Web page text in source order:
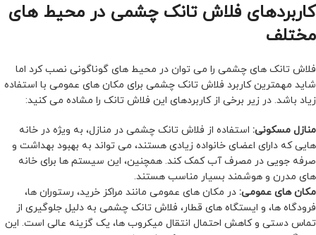
کاربردهای فلاش تانک چشمی در محیط های
مختلف
فلاش تانک های چشمی را می توان در محیط های گوناگونی نصب کرد اما
شاید مهمترین کاربرد فلاش تانک چشمی برای مکان های عمومی با استفاده
زیاد باشد. در زیر برخی از کاربردهای این فلاش تانک را مشاده می کنید:
منازل مسکونی: استفاده از فلاش تانک چشمی در منازل، به ویژه در خانه
هایی که دارای اعضای خانواده زیادی هستند، می تواند به بهبود بهداشت و
صرفه جویی در مصرف آب کمک کند. همچنین، این سیستم ها برای خانه
های مدرن و هوشمند بسیار مناسب هستند.
مکان های عمومی: در مکان های عمومی مانند مراکز خرید، رستوران ها،
فرودگاه ها، و ایستگاه های قطار، فلاش تانک چشمی به دلیل جلوگیری از
تماس دستی و کاهش احتمال انتقال میکروب ها، یک گزینه عالی است. این